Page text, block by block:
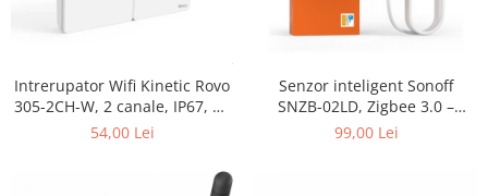
Intrerupator Wifi Kinetic Rovo
305-2CH-W, 2 canale, IP67, RF
433MHz, cu revenire
54,00 Lei
Senzor inteligent Sonoff
SNZB-02LD, Zigbee 3.0 –
Temperatura, umiditate si
99,00 Lei